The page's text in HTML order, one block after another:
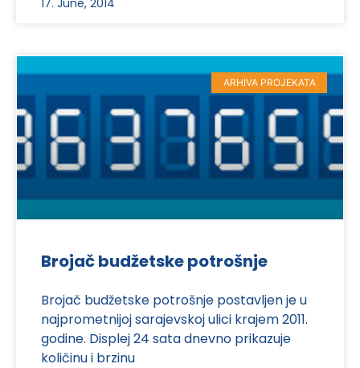
ARHIVA PROJEKATA
Brojač budžetske potrošnje
Brojač budžetske potrošnje postavljen je u
najprometnijoj sarajevskoj ulici krajem 2011.
godine. Displej 24 sata dnevno prikazuje
količinu i brzinu